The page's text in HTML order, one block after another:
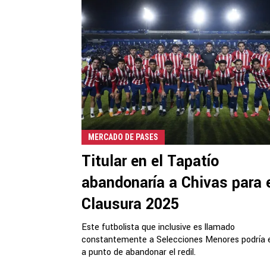
MERCADO DE PASES
Titular en el Tapatío
abandonaría a Chivas para
Clausura 2025
Este futbolista que inclusive es llamado
constantemente a Selecciones Menores podría
a punto de abandonar el redil.